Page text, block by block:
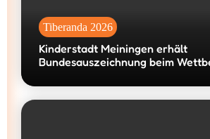
Tiberanda 2026
Kinderstadt Meiningen erhält
Bundesauszeichnung beim